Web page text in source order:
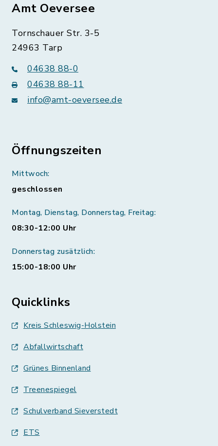
Amt Oeversee
Tornschauer Str. 3-5
24963 Tarp
04638 88-0
04638 88-11
info@amt-oeversee.de
Öffnungszeiten
Mittwoch:
geschlossen
Montag, Dienstag, Donnerstag, Freitag:
08:30-12:00 Uhr
Donnerstag zusätzlich:
15:00-18:00 Uhr
Quicklinks
Kreis Schleswig-Holstein
Abfallwirtschaft
Grünes Binnenland
Treenespiegel
Schulverband Sieverstedt
ETS